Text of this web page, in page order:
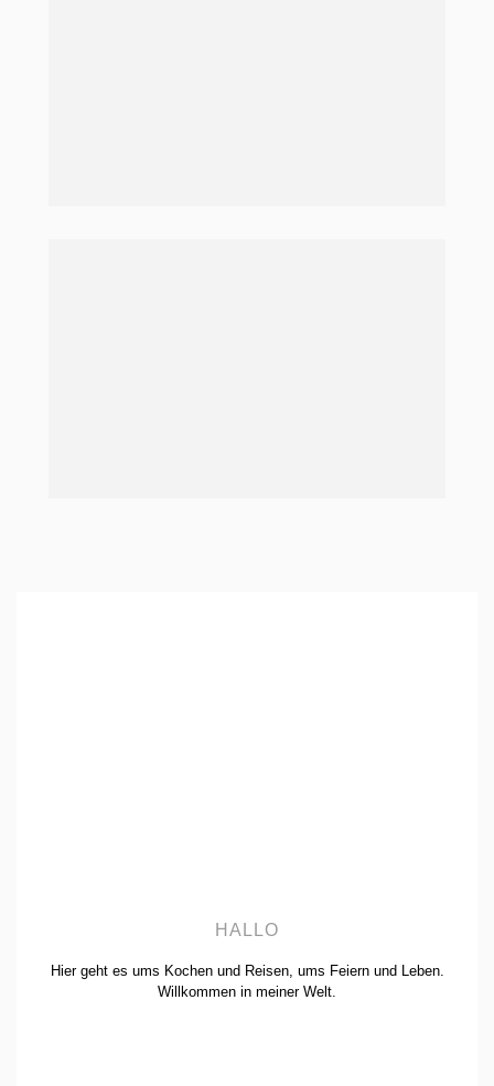
HALLO
Hier geht es ums Kochen und Reisen, ums Feiern und Leben.
Willkommen in meiner Welt.